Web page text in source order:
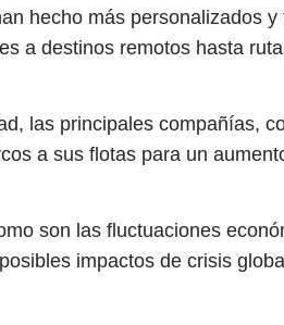
hecho más personalizados
a destinos remotos hasta
las principales compañías,
a sus flotas para un
son las fluctuaciones
impactos de crisis